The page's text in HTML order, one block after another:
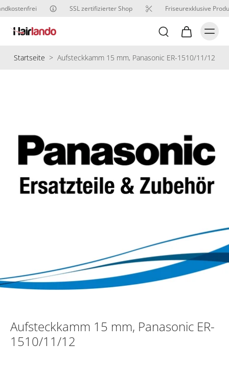
SSL zertifizierter Shop Friseurexklusive
Startseite > Aufsteckkamm 15 mm, Panasonic ER-1510/11/12
Aufsteckkamm 15 mm, Panasonic ER-
1510/11/12